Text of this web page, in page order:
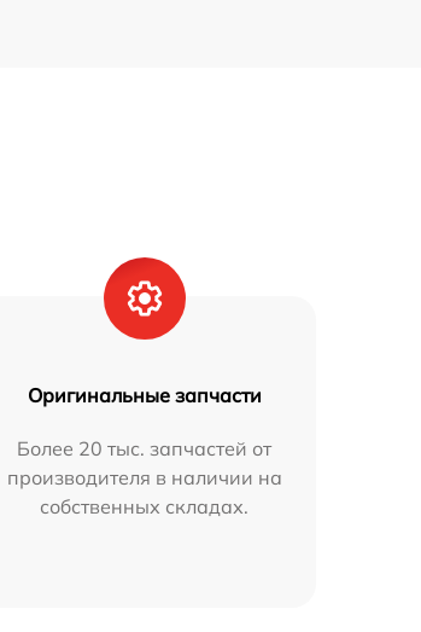
Оригинальные запчасти
Более 20 тыс. запчастей от
производителя в наличии на
собственных складах.